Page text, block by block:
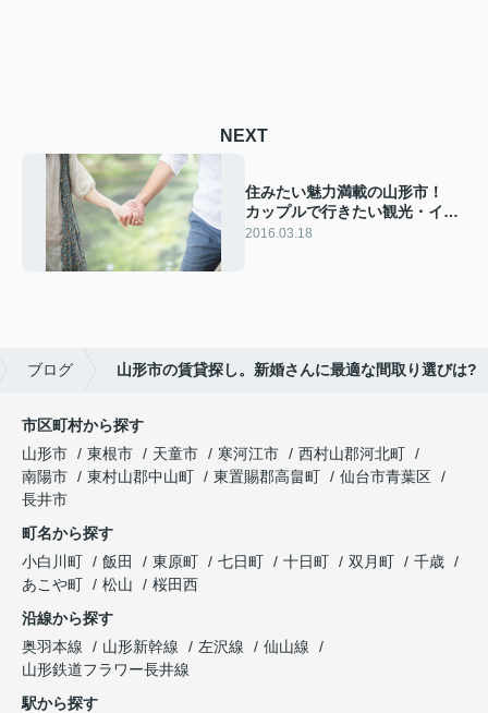
NEXT
住みたい魅力満載の山形市！
カップルで行きたい観光・イベ
ントをご紹介
2016.03.18
ブログ 山形市の賃貸探し。新婚さんに最適な間取り選びは?
市区町村から探す
山形市
東根市 天童市 寒河江市
西村山郡河北町
南陽市
東村山郡中山町 東置賜郡高畠町
仙台市青葉区
長井市
町名から探す
小白川町
飯田 東原町 七日町 十日町 双月町
千歳
あこや町
松山
桜田西
沿線から探す
奥羽本線
山形新幹線 左沢線
仙山線
山形鉄道フラワー長井線
駅から探す